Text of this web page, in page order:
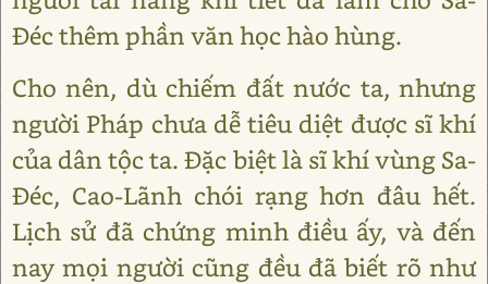
Đéc thêm phần văn học hào hùng.
Cho nên, dù chiếm đất nước ta, nhưng
người Pháp chưa dễ tiêu diệt được sĩ khí
của dân tộc ta. Đặc biệt là sĩ khí vùng Sa-
Đéc, Cao-Lãnh chói rạng hơn đâu hết.
Lịch sử đã chứng minh điều ấy, và đến
nay mọi người cũng đều đã biết rõ như